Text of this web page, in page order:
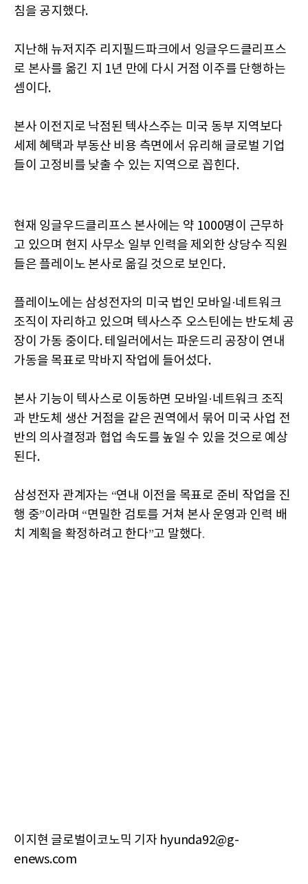
침을 공지했다.
지난해 뉴저지주 리지필드파크에서 잉글우드클리프스
로 본사를 옮긴 지 1년 만에 다시 거점 이주를 단행하는
셈이다.
본사 이전지로 낙점된 텍사스주는 미국 동부 지역보다
세제 혜택과 부동산 비용 측면에서 유리해 글로벌 기업
들이 고정비를 낮출 수 있는 지역으로 꼽힌다.
현재 잉글우드클리프스 본사에는 약 1000명이 근무하
고 있으며 현지 사무소 일부 인력을 제외한 상당수 직원
들은 플레이노 본사로 옮길 것으로 보인다.
플레이노에는 삼성전자의 미국 법인 모바일·네트워크
조직이 자리하고 있으며 텍사스주 오스틴에는 반도체 공
장이 가동 중이다. 테일러에서는 파운드리 공장이 연내
가동을 목표로 막바지 작업에 들어섰다.
본사 기능이 텍사스로 이동하면 모바일·네트워크 조직
과 반도체 생산 거점을 같은 권역에서 묶어 미국 사업 전
반의 의사결정과 협업 속도를 높일 수 있을 것으로 예상
된다.
삼성전자 관계자는 “연내 이전을 목표로 준비 작업을 진
행 중”이라며 “면밀한 검토를 거쳐 본사 운영과 인력 배
치 계획을 확정하려고 한다”고 말했다.
이지현 글로벌이코노믹 기자 hyunda92@g-
enews.com